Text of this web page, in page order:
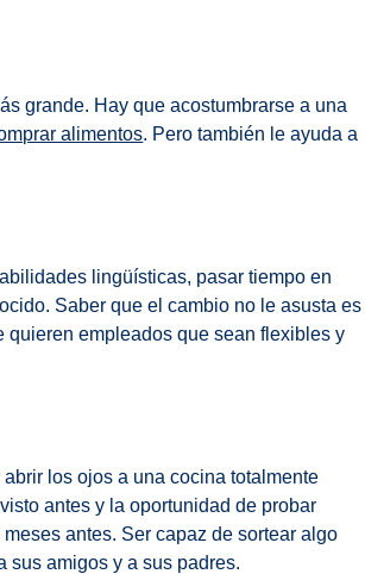
grande. Hay que acostumbrarse a una
alimentos. Pero también le ayuda a
lingüísticas, pasar tiempo en
Saber que el cambio no le asusta es
quieren empleados que sean flexibles y
los ojos a una cocina totalmente
antes y la oportunidad de probar
antes. Ser capaz de sortear algo
sus amigos y a sus padres.